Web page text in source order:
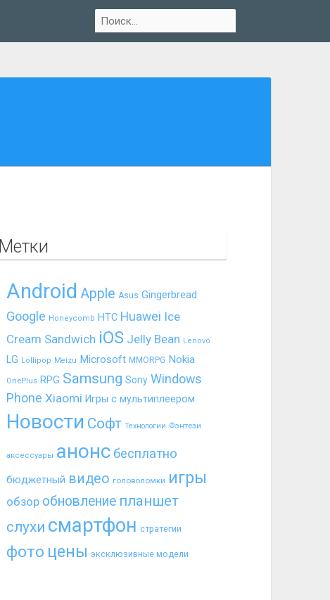
Метки
Android Apple Asus Gingerbread
Google Honeycomb HTC Huawei Ice
Cream Sandwich iOS Jelly Bean Lenovo
LG Lollipop Meizu Microsoft MMORPG Nokia
OnePlus RPG Samsung Sony Windows
Phone Xiaomi Игры с мультиплеером
Новости Софт Технологии Фэнтези
аксессуары анонс бесплатно
бюджетный видео головоломки игры
обзор обновление планшет
слухи смартфон стратегии
фото цены эксклюзивные модели